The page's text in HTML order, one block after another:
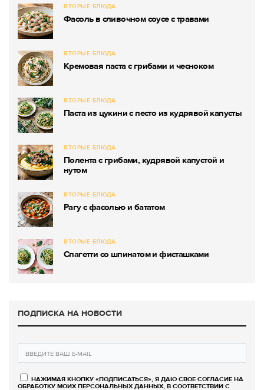
ВТОРЫЕ БЛЮДА
Фасоль в сливочном соусе с травами
ВТОРЫЕ БЛЮДА
Кремовая паста с грибами и чесноком
ВТОРЫЕ БЛЮДА
Паста из цукини с песто из кудрявой капусты
ВТОРЫЕ БЛЮДА
Полента с грибами, кудрявой капустой и
нутом
ВТОРЫЕ БЛЮДА
Рагу с фасолью и бататом
ВТОРЫЕ БЛЮДА
Спагетти со шпинатом и фисташками
ПОДПИСКА НА НОВОСТИ
НАЖИМАЯ КНОПКУ «ПОДПИСАТЬСЯ», Я ДАЮ СВОЕ СОГЛАСИЕ НА
ОБРАБОТКУ МОИХ ПЕРСОНАЛЬНЫХ ДАННЫХ, В СООТВЕТСТВИИ С